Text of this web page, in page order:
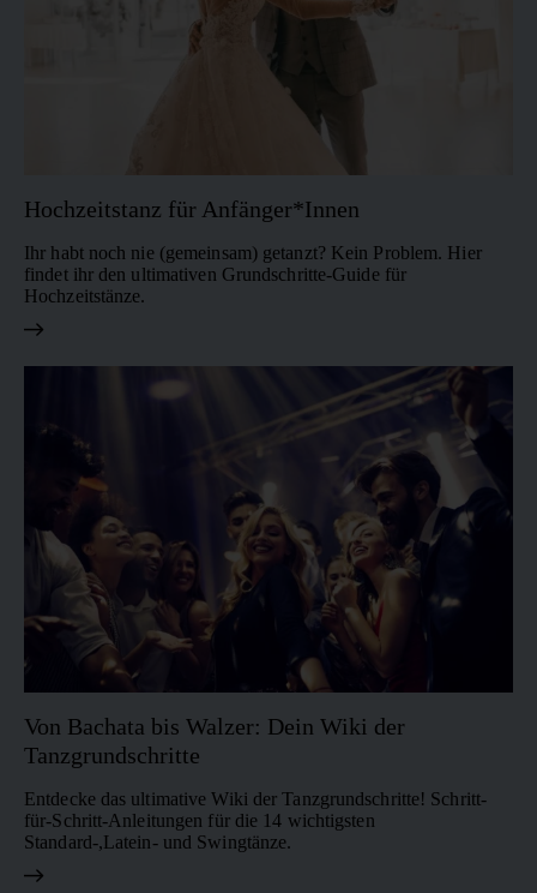
Figuren und Kombinationen.
Hochzeitstanz für Anfänger*Innen
Ihr habt noch nie (gemeinsam) getanzt? Kein Problem. Hier
findet ihr den ultimativen Grundschritte-Guide für
Hochzeitstänze.
Von Bachata bis Walzer: Dein Wiki der
Tanzgrundschritte
Entdecke das ultimative Wiki der Tanzgrundschritte! Schritt-
für-Schritt-Anleitungen für die 14 wichtigsten
Standard-,Latein- und Swingtänze.